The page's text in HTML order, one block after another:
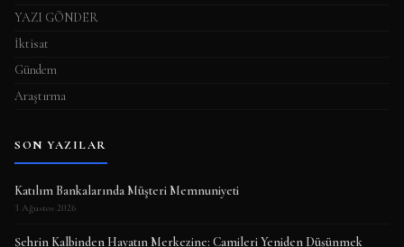
YAZI GÖNDER
İktisat
Gündem
Araştırma
SON YAZILAR
Katılım Bankalarında Müşteri Memnuniyeti
3 Ağustos 2026
Şehrin Kalbinden Hayatın Merkezine: Camileri Yeniden Düşünmek